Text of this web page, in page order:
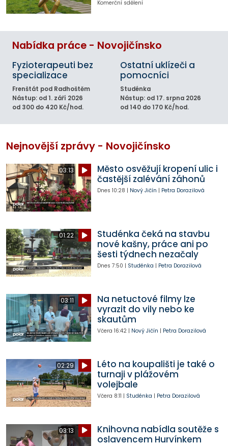
Komerční sdělení
Nabídka práce - Novojičínsko
Fyzioterapeuti bez
specializace
Frenštát pod Radhoštěm
Nástup: od 1. září 2026
od 300 do 420 Kč/hod.
Ostatní uklízeči a
pomocníci
Studénka
Nástup: od 17. srpna 2026
od 140 do 170 Kč/hod.
Nejnovější zprávy - Novojičínsko
03:13
Město osvěžují kropení ulic i
častější zalévání záhonů
Dnes 10:28 | Nový Jičín | Petra Dorazilová
01:22
Studénka čeká na stavbu
nové kašny, práce ani po
šesti týdnech nezačaly
Dnes 7:50 | Studénka | Petra Dorazilová
03:11
Na netuctové filmy lze
vyrazit do vily nebo ke
skautům
Včera 16:42| Nový Jičín | Petra Dorazilová
02:29
Léto na koupališti je také o
turnaji v plážovém
volejbale
Včera 8:11 | Studénka | Petra Dorazilová
03:13
Knihovna nabídla soutěže s
oslavencem Hurvínkem